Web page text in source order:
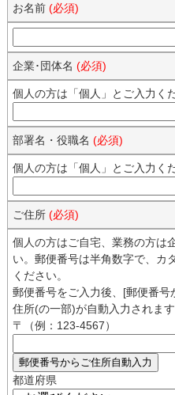
お名前 (必須)
企業･団体名 (必須)
個人の方は「個人」とご入力く
部署名・役職名 (必須)
個人の方は「個人」とご入力く
ご住所 (必須)
個人の方はご自宅、業務の方は
い。郵便番号は半角数字で、カ
ください。
郵便番号をご入力後、[郵便番
住所(の一部)が自動入力されます
〒（例：123-4567）
都道府県